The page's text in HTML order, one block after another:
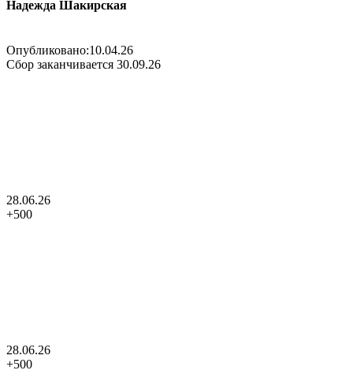
Надежда Шакирская
Опубликовано:10.04.26
Сбор заканчивается 30.09.26
28.06.26
+500
28.06.26
+500